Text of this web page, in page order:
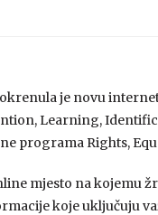
je novu
Learning,
programa Rights,
mjesto na kojemu
koje uključuju